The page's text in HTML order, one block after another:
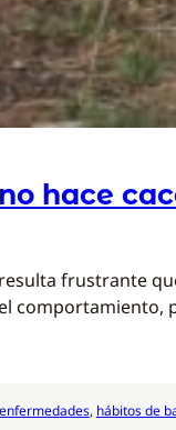
hace
frustrante
comportamiento,
enfermedades, hábitos de